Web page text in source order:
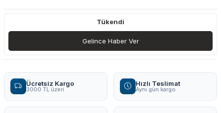
Tükendi
Gelince Haber Ver
Ücretsiz Kargo
3000 TL üzeri
Hızlı Teslimat
Aynı gün kargo